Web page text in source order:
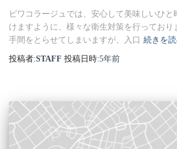
ビワコラージュでは、安心して美味しいひ
けますように、様々な衛生対策を行っており
手間をとらせてしまいますが、入口 続きを
投稿者:STAFF 投稿日時:5年前